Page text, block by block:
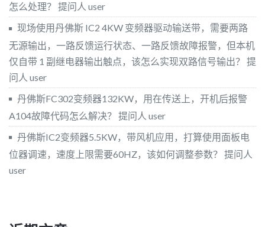
怎么处理？ 提问人 user
现场使用丹佛斯 IC2 4KW 变频器驱动输送带，需要两路
无源输出，一路反馈运行状态、一路反馈故障报警，但本机
仅自带 1 副继电器输出触点，该怎么实现双路信号输出？ 提
问人 user
丹佛斯FC302变频器132KW，用在传送上，开机后报警
A104故障代码怎么解决？ 提问人 user
丹佛斯IC2变频器5.5KW，带风机应用，打算使用面板电
位器调速，速度上限需要60HZ，该如何调整参数？ 提问人
user